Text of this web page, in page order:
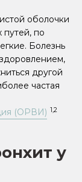
оболочки
путей, по
Болезнь
другой
частая
(ОРВИ) 1,2
у